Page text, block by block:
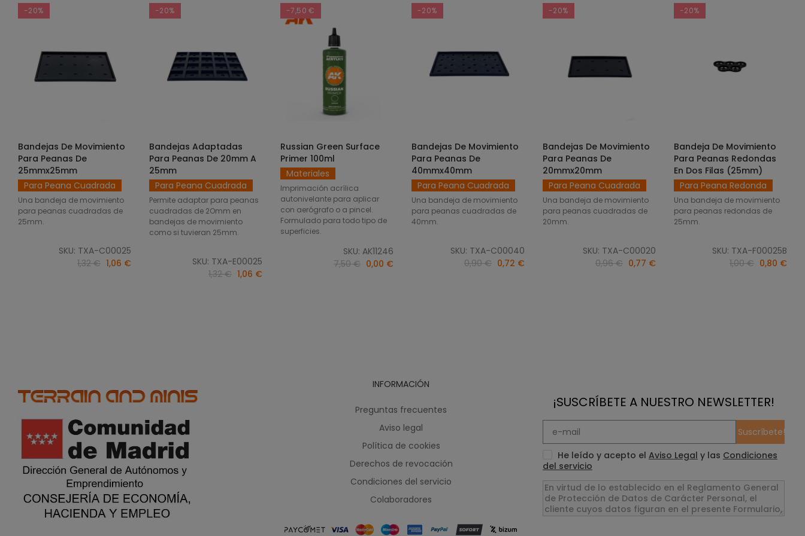
-20%
SELECCIONAR OPCIONES
Bandejas De Movimiento
Para Peanas De
25mmx25mm
Para Peana Cuadrada
Una bandeja de movimiento
para peanas cuadradas de
25mm.
SKU: TXA-C00025
1,32 € 1,06 €
-20%
SELECCIONAR OPCIONES
Bandejas Adaptadas
Para Peanas De 20mm A
25mm
Para Peana Cuadrada
Permite adaptar para peanas
cuadradas de 2Omm en
bandejas de movimiento
como si tuvieran 25mm.
SKU: TXA-E00025
1,32 € 1,06 €
-7,50 €
AÑADIR AL CARRITO
Russian Green Surface
Primer 100ml
Materiales
Imprimación acrílica
autonivelante para aplicar
con aerógrafo o a pincel.
Formulado para todo tipo de
superficies.
SKU: AK11246
7,50 € 0,00 €
-20%
SELECCIONAR OPCIONES
Bandejas De Movimiento
Para Peanas De
40mmx40mm
Para Peana Cuadrada
Una bandeja de movimiento
para peanas cuadradas de
40mm.
SKU: TXA-C00040
0,90 € 0,72 €
-20%
SELECCIONAR OPCIONES
Bandejas De Movimiento
Para Peanas De
20mmx20mm
Para Peana Cuadrada
Una bandeja de movimiento
para peanas cuadradas de
20mm.
SKU: TXA-C00020
0,96 € 0,77 €
-20%
AÑADIR AL CARRITO
Bandeja De Movimiento
Para Peanas Redondas
En Dos Filas (25mm)
Para Peana Redonda
Una bandeja de movimiento
para peanas redondas de
25mm.
SKU: TXA-F00025B
1,00 € 0,80 €
INFORMACIÓN
Preguntas frecuentes
Aviso legal
Política de cookies
Derechos de revocación
Condiciones del servicio
Colaboradores
¡SUSCRÍBETE A NUESTRO NEWSLETTER!
Suscríbete!
He leído y acepto el Aviso Legal y las Condiciones
del servicio